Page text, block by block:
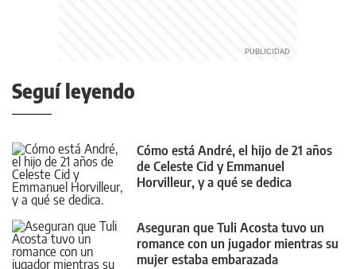
Seguí leyendo
Cómo está André, el hijo de 21 años
de Celeste Cid y Emmanuel
Horvilleur, y a qué se dedica
Aseguran que Tuli Acosta tuvo un
romance con un jugador mientras su
mujer estaba embarazada